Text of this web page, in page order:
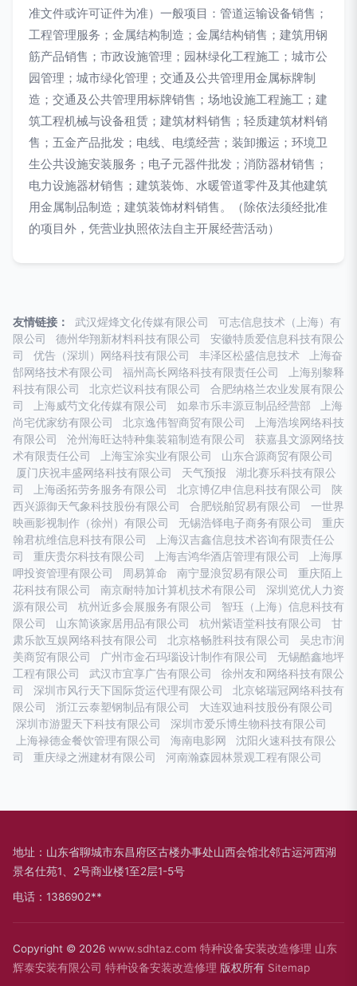
准文件或许可证件为准）一般项目：管道运输设备销售；
工程管理服务；金属结构制造；金属结构销售；建筑用钢
筋产品销售；市政设施管理；园林绿化工程施工；城市公
园管理；城市绿化管理；交通及公共管理用金属标牌制
造；交通及公共管理用标牌销售；场地设施工程施工；建
筑工程机械与设备租赁；建筑材料销售；轻质建筑材料销
售；五金产品批发；电线、电缆经营；装卸搬运；环境卫
生公共设施安装服务；电子元器件批发；消防器材销售；
电力设施器材销售；建筑装饰、水暖管道零件及其他建筑
用金属制品制造；建筑装饰材料销售。（除依法须经批准
的项目外，凭营业执照依法自主开展经营活动）
友情链接： 武汉煋烽文化传媒有限公司
可志信息技术（上海）有
限公司
德州华翔新材料科技有限公司
安徽特质爱信息科技有限公
司
优告（深圳）网络科技有限公司 丰泽区松盛信息技术
上海奋
郜网络技术有限公司
福州高长网络科技有限责任公司
上海别黎释
科技有限公司
北京烂议科技有限公司
合肥纳格兰农业发展有限公
司
上海威芍文化传媒有限公司 如皋市乐丰源豆制品经营部
上海
尚宅优家纺有限公司
北京逸伟智商贸有限公司
上海浩埃网络科技
有限公司
沧州海旺达特种集装箱制造有限公司
获嘉县文源网络技
术有限责任公司
上海宝涂实业有限公司
山东合源商贸有限公司
厦门庆祝丰盛网络科技有限公司
天气预报
湖北赛乐科技有限公
司
上海函拓劳务服务有限公司 北京博亿申信息科技有限公司
陕
西兴源御天气象科技股份有限公司
合肥锐舶贸易有限公司
一世界
映画影视制作（徐州）有限公司
无锡浩铎电子商务有限公司
重庆
翰君杭维信息科技有限公司
上海汉吉鑫信息技术咨询有限责任公
司
重庆贵尔科技有限公司 上海吉鸿华酒店管理有限公司
上海厚
呷投资管理有限公司
周易算命 南宁显浪贸易有限公司
重庆陌上
花科技有限公司
南京耐特加计算机技术有限公司
深圳览优人力资
源有限公司
杭州近多会展服务有限公司
智珏（上海）信息科技有
限公司
山东简谈家居用品有限公司 杭州紫语堂科技有限公司
甘
肃乐歆互娱网络科技有限公司
北京格畅胜科技有限公司
吴忠市润
美商贸有限公司
广州市金石玛瑙设计制作有限公司
无锡酷鑫地坪
工程有限公司
武汉市宜享广告有限公司
徐州友和网络科技有限公
司
深圳市风行天下国际货运代理有限公司
北京铭瑞冠网络科技有
限公司
浙江云泰塑钢制品有限公司
大连双迪科技股份有限公司
深圳市游盟天下科技有限公司
深圳市爱乐博生物科技有限公司
上海禄德金餐饮管理有限公司
海南电影网
沈阳火速科技有限公
司
重庆绿之洲建材有限公司 河南瀚森园林景观工程有限公司
地址：山东省聊城市东昌府区古楼办事处山西会馆北邻古运河西湖
景名仕苑1、2号商业楼1至2层1-5号
电话：1386902**
Copyright © 2026 www.sdhtaz.com 特种设备安装改造修理 山东
辉泰安装有限公司 特种设备安装改造修理 版权所有 Sitemap